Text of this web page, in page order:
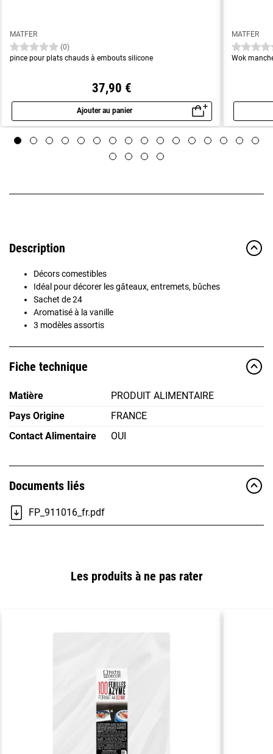
MATFER
(0)
pince pour plats chauds à embouts silicone
37,90 €
Ajouter au panier
Aperçu rapide
MATFER
Wok
Description
Décors comestibles
Idéal pour décorer les gâteaux, entremets, bûches
Sachet de 24
Aromatisé à la vanille
3 modèles assortis
Fiche technique
Matière
PRODUIT ALIMENTAIRE
Pays Origine
FRANCE
Contact Alimentaire
OUI
Documents liés
FP_911016_fr.pdf
Les produits à ne pas rater